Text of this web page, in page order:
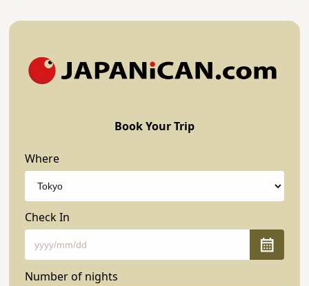
Book Your Trip
Where
Check In
Number of nights